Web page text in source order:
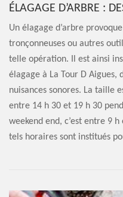
ÉLAGAGE D’ARBRE :
Un élagage d’arbre
tronçonneuses ou autres
telle opération. Il est ainsi
élagage à La Tour D
nuisances sonores. La taille
entre 14 h 30 et 19 h 30
weekend end, c’est entre 9
tels horaires sont institués